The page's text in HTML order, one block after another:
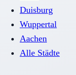
Duisburg
Wuppertal
Aachen
Alle Städte